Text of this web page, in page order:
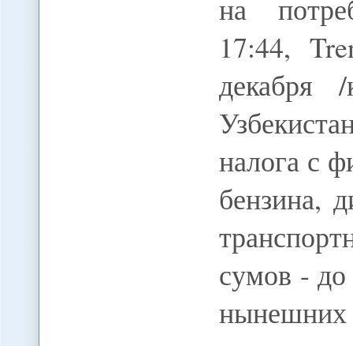
на
17:44,
налога с
бензина,
сумов -